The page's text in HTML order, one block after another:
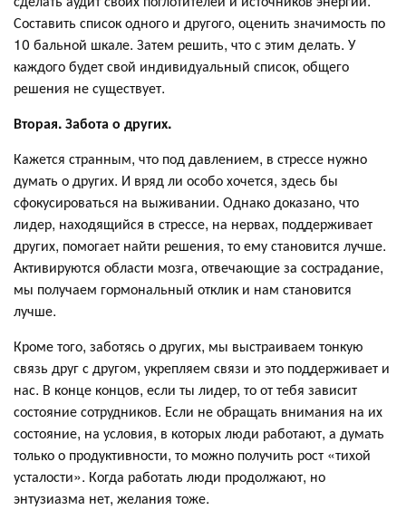
Составить список одного и другого, оценить значимость по
10 бальной шкале. Затем решить, что с этим делать. У
каждого будет свой индивидуальный список, общего
решения не существует.
Вторая. Забота о других.
Кажется странным, что под давлением, в стрессе нужно
думать о других. И вряд ли особо хочется, здесь бы
сфокусироваться на выживании. Однако доказано, что
лидер, находящийся в стрессе, на нервах, поддерживает
других, помогает найти решения, то ему становится лучше.
Активируются области мозга, отвечающие за сострадание,
мы получаем гормональный отклик и нам становится
лучше.
Кроме того, заботясь о других, мы выстраиваем тонкую
связь друг с другом, укрепляем связи и это поддерживает и
нас. В конце концов, если ты лидер, то от тебя зависит
состояние сотрудников. Если не обращать внимания на их
состояние, на условия, в которых люди работают, а думать
только о продуктивности, то можно получить рост «тихой
усталости». Когда работать люди продолжают, но
энтузиазма нет, желания тоже.